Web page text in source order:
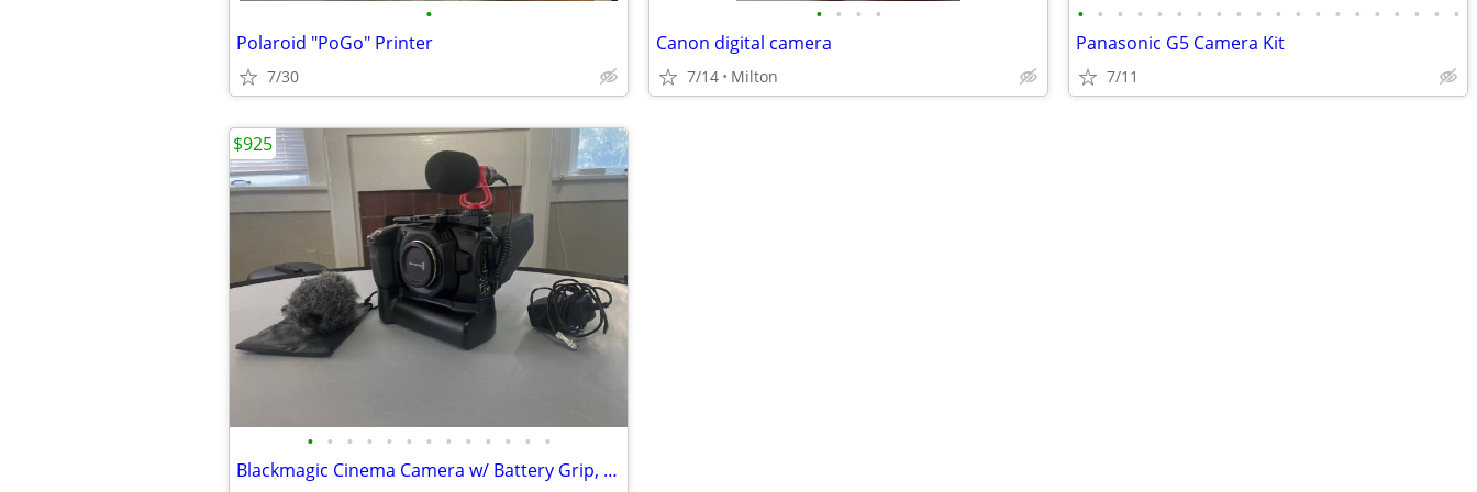
•
Polaroid "PoGo" Printer
7/30
• • • •
Canon digital camera
7/14 Milton
• • • • • • • • • • • • • • • • • • • •
Panasonic G5 Camera Kit
7/11
• • • • • • • • • • • • •
Blackmagic Cinema Camera w/ Battery Grip, Monitor Hood, Top Plate, Mic
$925